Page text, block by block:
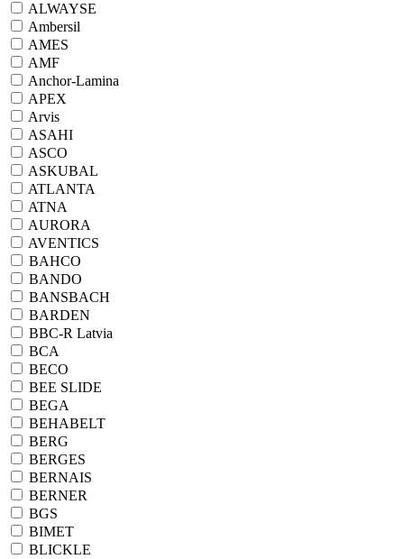
ALWAYSE
Ambersil
AMES
AMF
Anchor-Lamina
APEX
Arvis
ASAHI
ASCO
ASKUBAL
ATLANTA
ATNA
AURORA
AVENTICS
BAHCO
BANDO
BANSBACH
BARDEN
BBC-R Latvia
BCA
BECO
BEE SLIDE
BEGA
BEHABELT
BERG
BERGES
BERNAIS
BERNER
BGS
BIMET
BLICKLE